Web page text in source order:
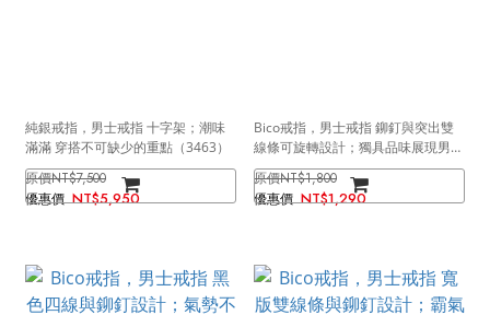
純銀戒指，男士戒指 十字架；潮味
滿滿 穿搭不可缺少的重點（3463）
NT$7,500
NT$5,950
Bico戒指，男士戒指 鉚釘與突出雙
線條可旋轉設計；獨具品味展現男性
氣勢（3224）
NT$1,800
NT$1,290